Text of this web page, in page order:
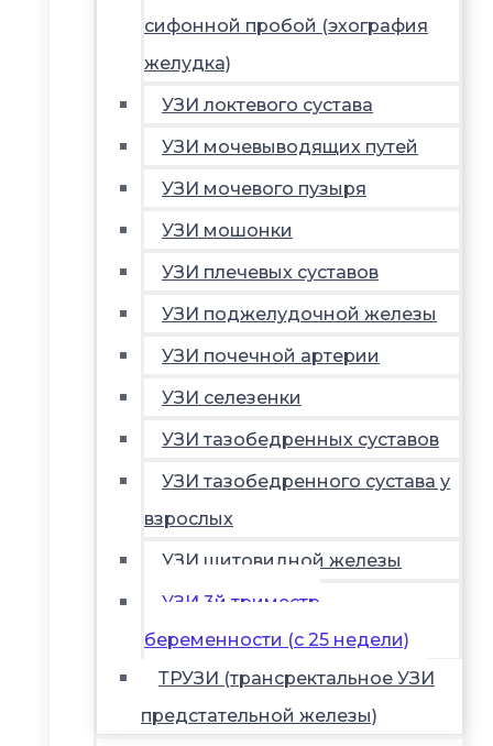
сифонной пробой (эхография
желудка)
УЗИ локтевого сустава
УЗИ мочевыводящих путей
УЗИ мочевого пузыря
УЗИ мошонки
УЗИ плечевых суставов
УЗИ поджелудочной железы
УЗИ почечной артерии
УЗИ селезенки
УЗИ тазобедренных суставов
УЗИ тазобедренного сустава у
взрослых
УЗИ щитовидной железы
УЗИ 3й триместр
беременности (с 25 недели)
ТРУЗИ (трансректальное УЗИ
предстательной железы)